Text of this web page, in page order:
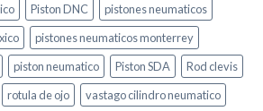
Piston DNC
pistones neumaticos
pistones neumaticos monterrey
piston neumatico Piston SDA
Rod clevis
rotula de ojo
vastago cilindro neumatico